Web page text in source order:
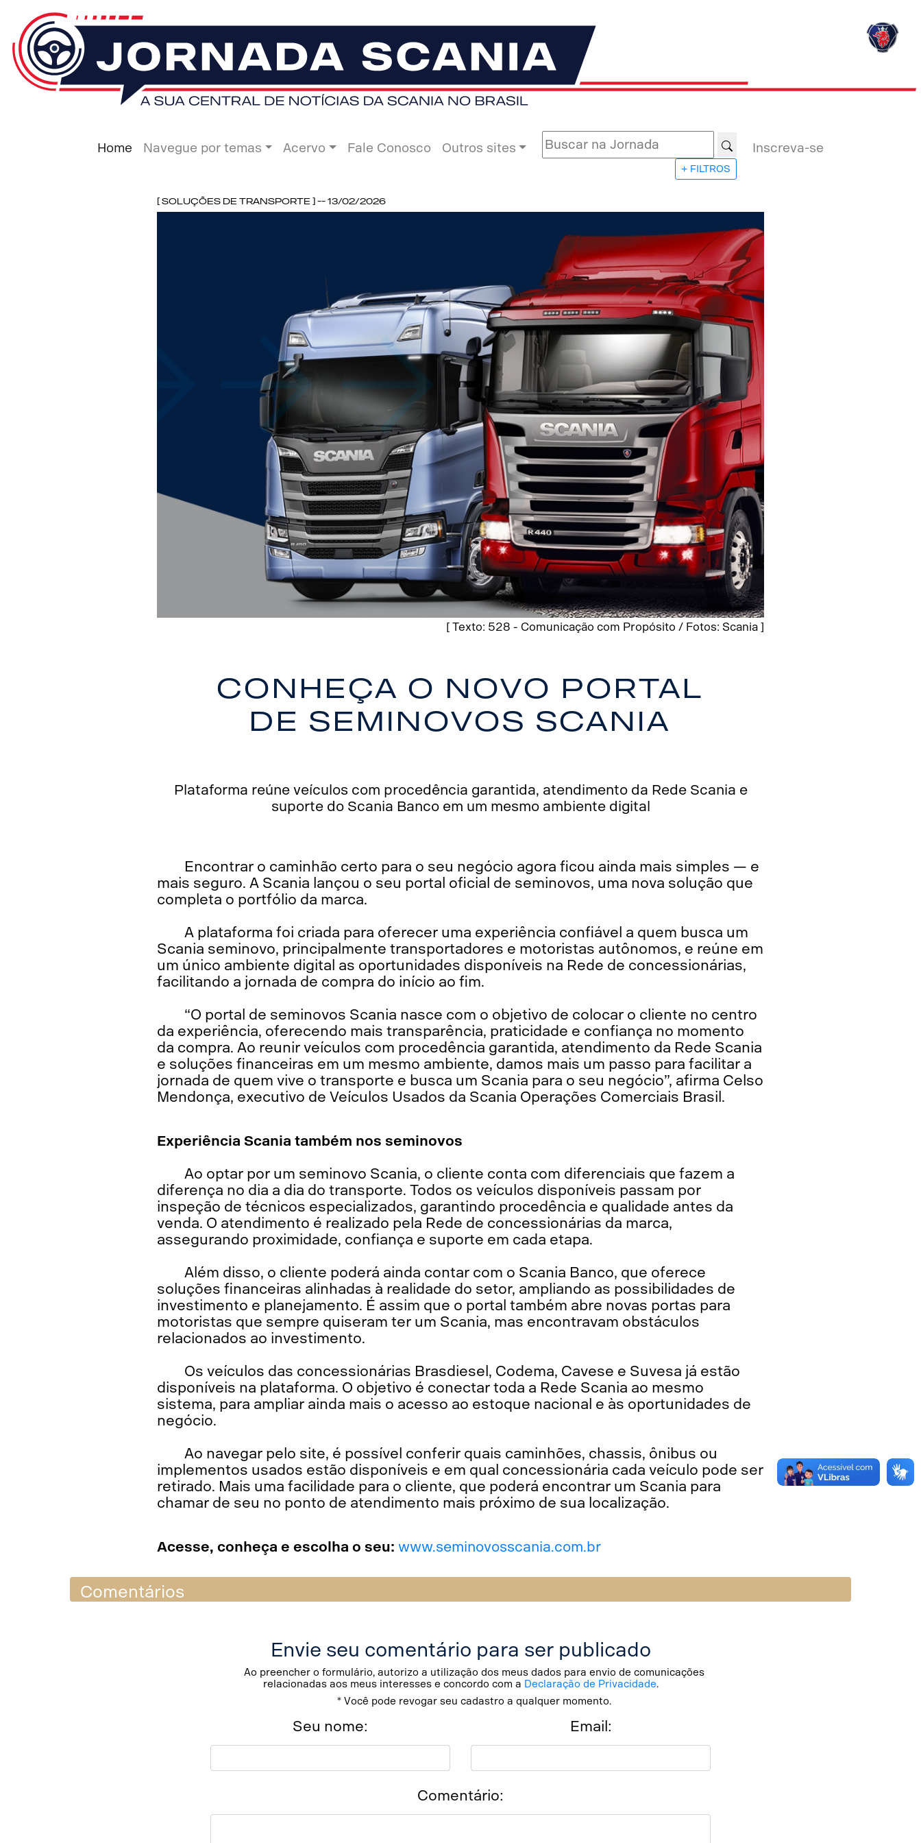
Home Navegue por temas Acervo Fale Conosco Outros sites
+ FILTROS
Inscreva-se
[ Soluções de Transporte ] -- 13/02/2026
[ Texto: 528 - Comunicação com Propósito / Fotos: Scania ]
Conheça o novo portal
de seminovos Scania
Plataforma reúne veículos com procedência garantida, atendimento da Rede Scania e
suporte do Scania Banco em um mesmo ambiente digital
Encontrar o caminhão certo para o seu negócio agora ficou ainda mais simples — e
mais seguro. A Scania lançou o seu portal oficial de seminovos, uma nova solução que
completa o portfólio da marca.
A plataforma foi criada para oferecer uma experiência confiável a quem busca um
Scania seminovo, principalmente transportadores e motoristas autônomos, e reúne em
um único ambiente digital as oportunidades disponíveis na Rede de concessionárias,
facilitando a jornada de compra do início ao fim.
“O portal de seminovos Scania nasce com o objetivo de colocar o cliente no centro
da experiência, oferecendo mais transparência, praticidade e confiança no momento
da compra. Ao reunir veículos com procedência garantida, atendimento da Rede Scania
e soluções financeiras em um mesmo ambiente, damos mais um passo para facilitar a
jornada de quem vive o transporte e busca um Scania para o seu negócio”, afirma Celso
Mendonça, executivo de Veículos Usados da Scania Operações Comerciais Brasil.
Experiência Scania também nos seminovos
Ao optar por um seminovo Scania, o cliente conta com diferenciais que fazem a
diferença no dia a dia do transporte. Todos os veículos disponíveis passam por
inspeção de técnicos especializados, garantindo procedência e qualidade antes da
venda. O atendimento é realizado pela Rede de concessionárias da marca,
assegurando proximidade, confiança e suporte em cada etapa.
Além disso, o cliente poderá ainda contar com o Scania Banco, que oferece
soluções financeiras alinhadas à realidade do setor, ampliando as possibilidades de
investimento e planejamento. É assim que o portal também abre novas portas para
motoristas que sempre quiseram ter um Scania, mas encontravam obstáculos
relacionados ao investimento.
Os veículos das concessionárias Brasdiesel, Codema, Cavese e Suvesa já estão
disponíveis na plataforma. O objetivo é conectar toda a Rede Scania ao mesmo
sistema, para ampliar ainda mais o acesso ao estoque nacional e às oportunidades de
negócio.
Ao navegar pelo site, é possível conferir quais caminhões, chassis, ônibus ou
implementos usados estão disponíveis e em qual concessionária cada veículo pode ser
retirado. Mais uma facilidade para o cliente, que poderá encontrar um Scania para
chamar de seu no ponto de atendimento mais próximo de sua localização.
Acesse, conheça e escolha o seu: www.seminovosscania.com.br
Comentários
Envie seu comentário para ser publicado
Ao preencher o formulário, autorizo a utilização dos meus dados para envio de comunicações
relacionadas aos meus interesses e concordo com a Declaração de Privacidade.
* Você pode revogar seu cadastro a qualquer momento.
Seu nome: Email:
Comentário: